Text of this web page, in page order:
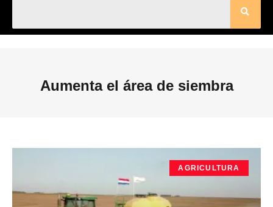
Aumenta el área de siembra
AGRICULTURA